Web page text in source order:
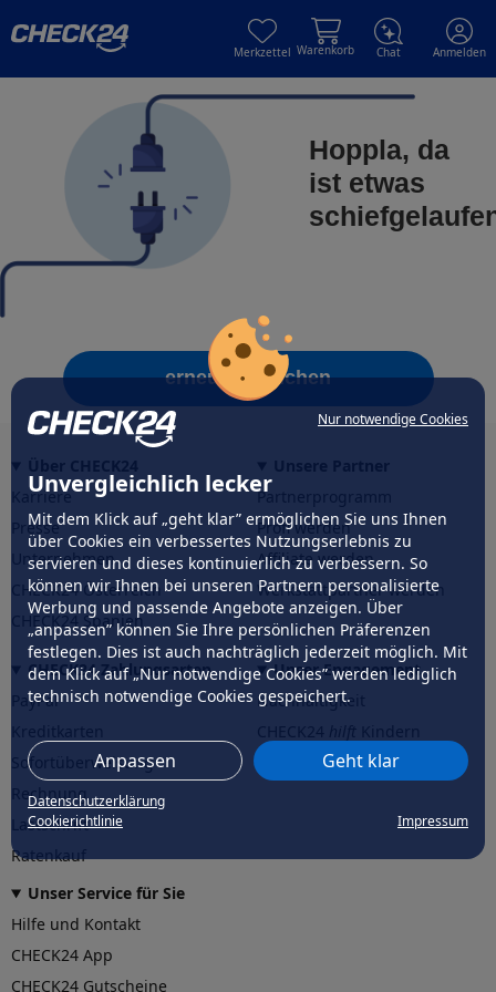
Nur notwendige Cookies
Unvergleichlich lecker
Mit dem Klick auf „geht klar” ermöglichen Sie uns Ihnen
über Cookies ein verbessertes Nutzungserlebnis zu
servieren und dieses kontinuierlich zu verbessern. So
können wir Ihnen bei unseren Partnern personalisierte
Werbung und passende Angebote anzeigen. Über
„anpassen” können Sie Ihre persönlichen Präferenzen
festlegen. Dies ist auch nachträglich jederzeit möglich. Mit
dem Klick auf „Nur notwendige Cookies” werden lediglich
technisch notwendige Cookies gespeichert.
Anpassen Geht klar
Datenschutzerklärung
Cookierichtlinie
Impressum
Merkzettel Warenkorb Chat Anmelden
Hoppla, da
ist etwas
erneut versuchen
Karriere
Presse
Unternehmen
CHECK24 Österreich
CHECK24 Spanien
Partnerprogramm
Profi werden
Affiliate werden
Werkstattpartner werden
CHECK24 Zahlungsarten
PayPal
Sofortüberweisung
Rechnung
Lastschrift
Ratenkauf
Unser Engagement
Nachhaltigkeit
CHECK24hilftder Natur
Unser Service für Sie
Hilfe und Kontakt
CHECK24 App
CHECK24 Gutscheine